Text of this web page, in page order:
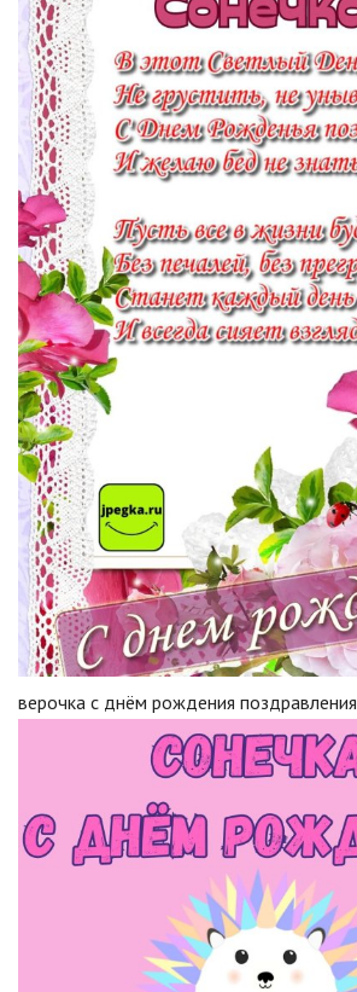
верочка с днём рождения поздравления